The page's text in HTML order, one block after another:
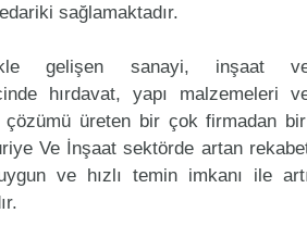
sağlamaktadır.
gelişen sanayi, inşaat
hırdavat, yapı malzemeleri
çözümü üreten bir çok firmadan
Ve İnşaat sektörde artan
ve hızlı temin imkanı ile